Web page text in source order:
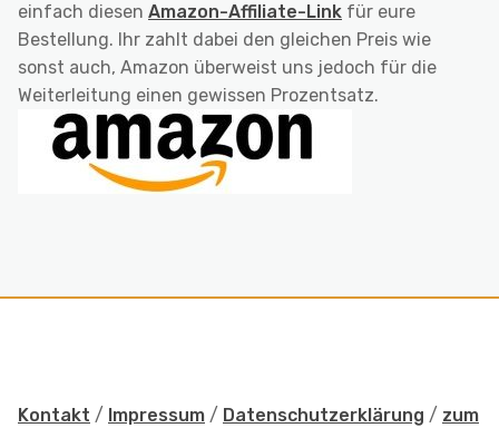
einfach diesen Amazon-Affiliate-Link für eure
Bestellung. Ihr zahlt dabei den gleichen Preis wie
sonst auch, Amazon überweist uns jedoch für die
Weiterleitung einen gewissen Prozentsatz.
Kontakt / Impressum / Datenschutzerklärung / zum